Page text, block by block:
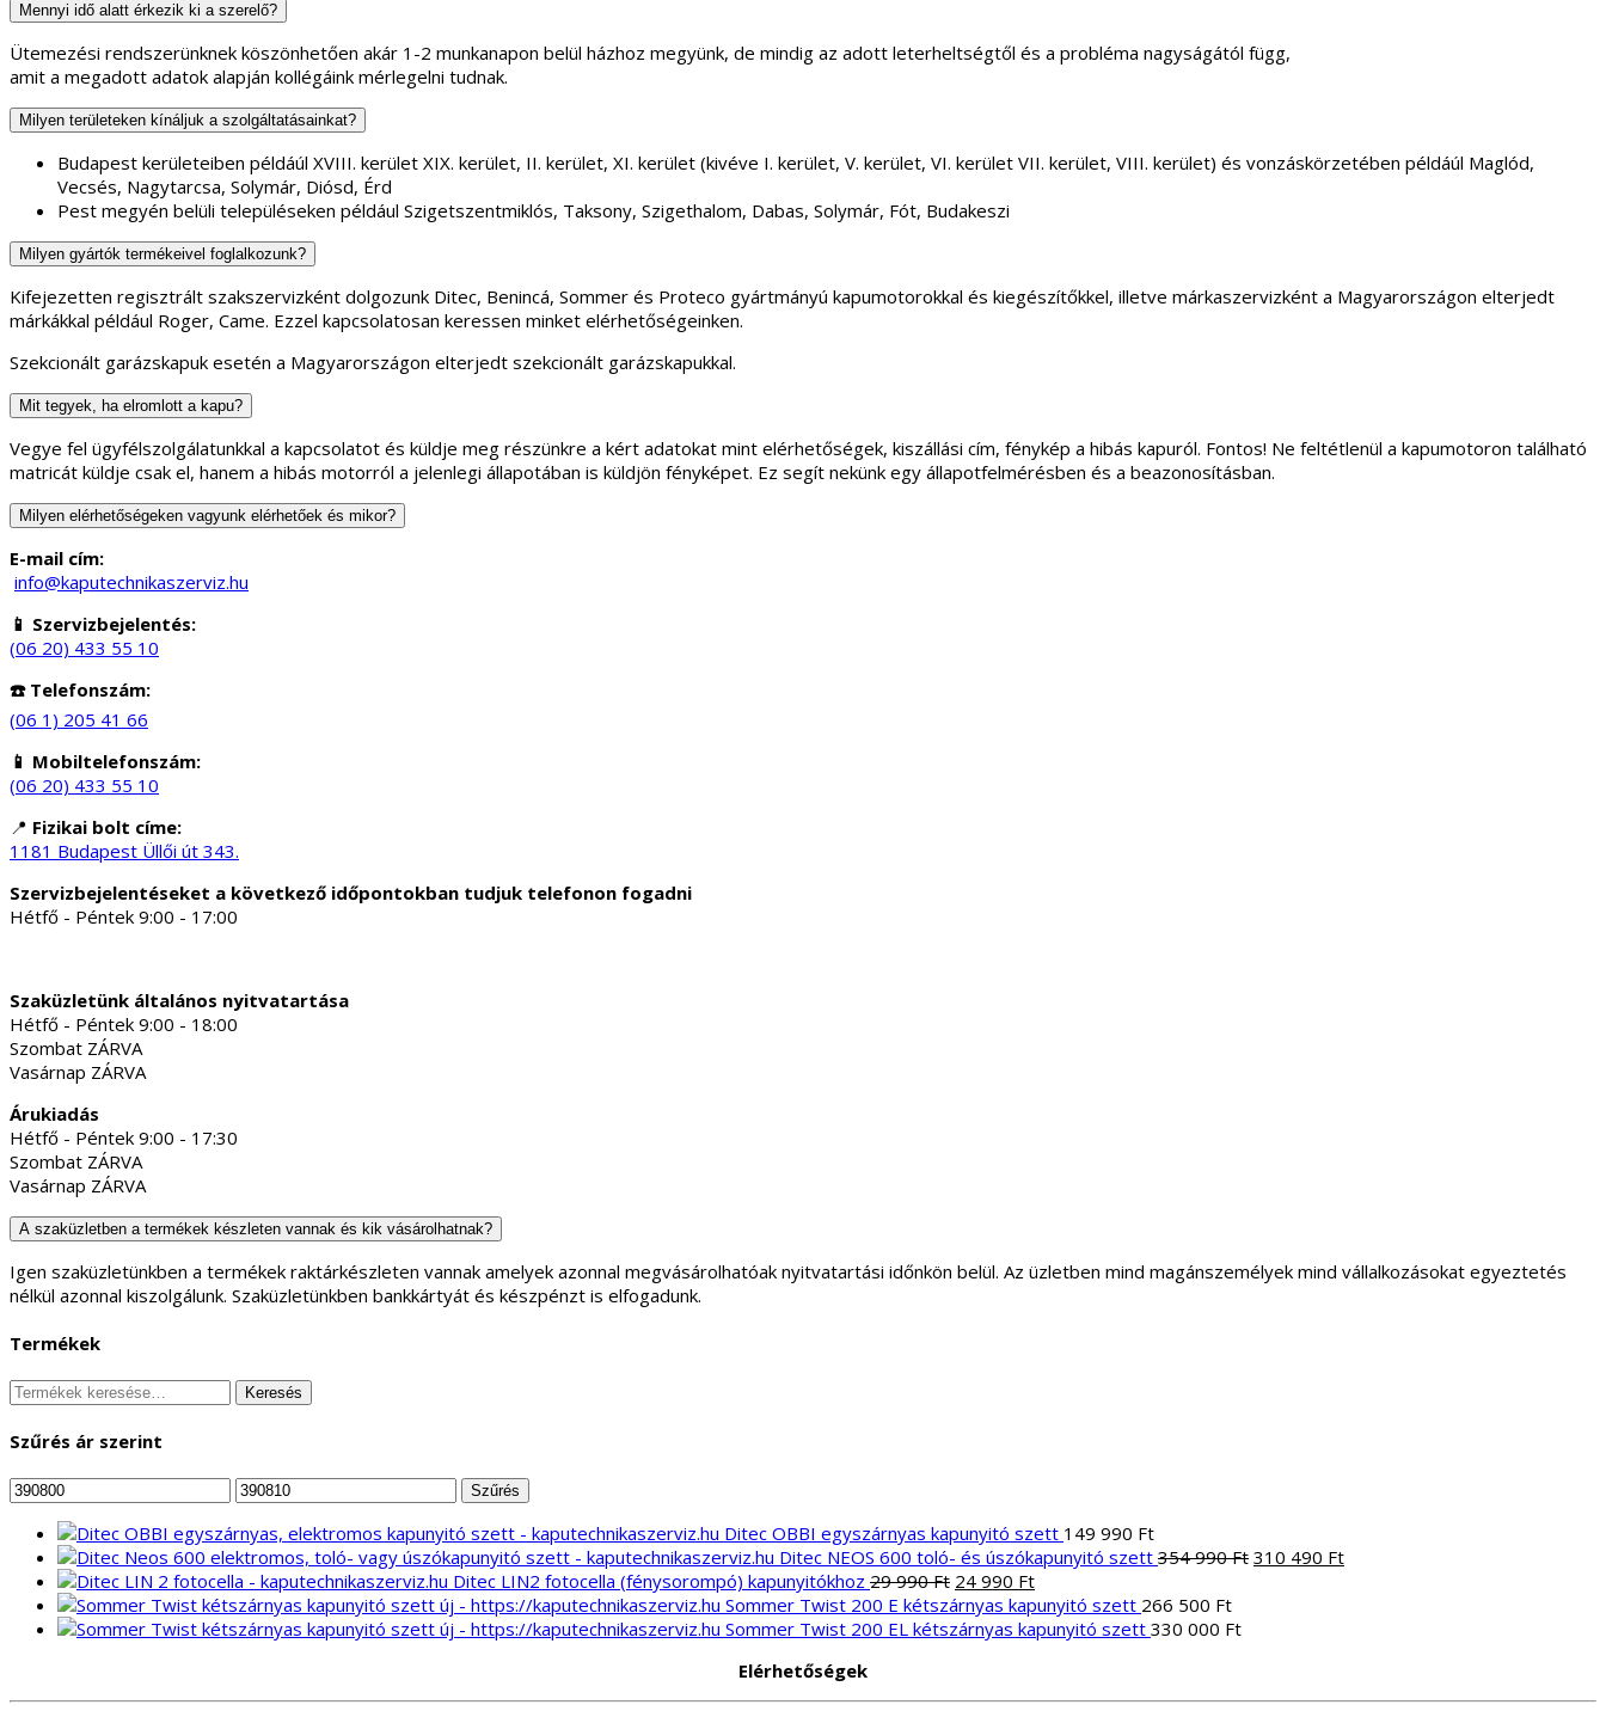
Mennyi idő alatt érkezik ki a szerelő?
Ütemezési rendszerünknek köszönhetően akár 1-2 munkanapon belül házhoz megyünk, de mindig az adott leterheltségtől és a probléma nagyságától függ,
amit a megadott adatok alapján kollégáink mérlegelni tudnak.
Milyen területeken kínáljuk a szolgáltatásainkat?
Budapest kerületeiben példáúl XVIII. kerület XIX. kerület, II. kerület, XI. kerület (kivéve I. kerület, V. kerület, VI. kerület VII. kerület, VIII. kerület) és vonzáskörzetében példáúl Maglód,
Vecsés, Nagytarcsa, Solymár, Diósd, Érd
Pest megyén belüli településeken például Szigetszentmiklós, Taksony, Szigethalom, Dabas, Solymár, Fót, Budakeszi
Milyen gyártók termékeivel foglalkozunk?
Kifejezetten regisztrált szakszervizként dolgozunk Ditec, Benincá, Sommer és Proteco gyártmányú kapumotorokkal és kiegészítőkkel, illetve márkaszervizként a Magyarországon elterjedt
márkákkal például Roger, Came. Ezzel kapcsolatosan keressen minket elérhetőségeinken.
Szekcionált garázskapuk esetén a Magyarországon elterjedt szekcionált garázskapukkal.
Mit tegyek, ha elromlott a kapu?
Vegye fel ügyfélszolgálatunkkal a kapcsolatot és küldje meg részünkre a kért adatokat mint elérhetőségek, kiszállási cím, fénykép a hibás kapuról. Fontos! Ne feltétlenül a kapumotoron található
matricát küldje csak el, hanem a hibás motorról a jelenlegi állapotában is küldjön fényképet. Ez segít nekünk egy állapotfelmérésben és a beazonosításban.
Milyen elérhetőségeken vagyunk elérhetőek és mikor?
E-mail cím:
info@kaputechnikaszerviz.hu
📱 Szervizbejelentés:
(06 20) 433 55 10
☎️ Telefonszám:
(06 1) 205 41 66
📱 Mobiltelefonszám:
(06 20) 433 55 10
📍 Fizikai bolt címe:
1181 Budapest Üllői út 343.
Szervizbejelentéseket a következő időpontokban tudjuk telefonon fogadni
Hétfő - Péntek 9:00 - 17:00
Szaküzletünk általános nyitvatartása
Hétfő - Péntek 9:00 - 18:00
Szombat ZÁRVA
Vasárnap ZÁRVA
Árukiadás
Hétfő - Péntek 9:00 - 17:30
Szombat ZÁRVA
Vasárnap ZÁRVA
A szaküzletben a termékek készleten vannak és kik vásárolhatnak?
Igen szaküzletünkben a termékek raktárkészleten vannak amelyek azonnal megvásárolhatóak nyitvatartási időnkön belül. Az üzletben mind magánszemélyek mind vállalkozásokat egyeztetés
nélkül azonnal kiszolgálunk. Szaküzletünkben bankkártyát és készpénzt is elfogadunk.
Termékek
Keresés
következőre:
Keresés
Szűrés ár szerint
Min
ár
Max
ár
Szűrés
Ditec OBBI egyszárnyas kapunyitó szett 149 990 Ft
Ditec NEOS 600 toló- és úszókapunyitó szett 354 990Ft Original
310 490 FtCurrent
Ditec LIN2 fotocella (fénysorompó) kapunyitókhoz 29 990Ft Original
price
was:
24 990 FtCurrent
price
is:
Sommer Twist 200 E kétszárnyas kapunyitó szett 266 500 Ft
Sommer Twist 200 EL kétszárnyas kapunyitó szett 330 000 Ft
Elérhetőségek